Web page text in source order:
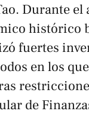
Durante
histórico
fuertes
en los
de